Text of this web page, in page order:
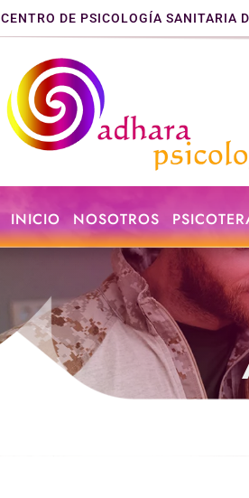
CENTRO DE PSICOLOGÍA SANITARIA
INICIO NOSOTROS